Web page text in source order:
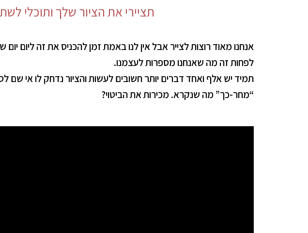
תציירי את הציור שלך ותוכלי
אנחנו מאוד רוצות לצייר אבל אין לנו באמת זמן להכניס את זה ליום יום
לפחות זה מה שאנחנו מספרות לעצמנו.
תמיד יש אלף ואחד דברים יותר חשובים לעשות והציור נדחק לו אי שם
“מחר-כך” מה שנקרא. מכירות את הביטוי?